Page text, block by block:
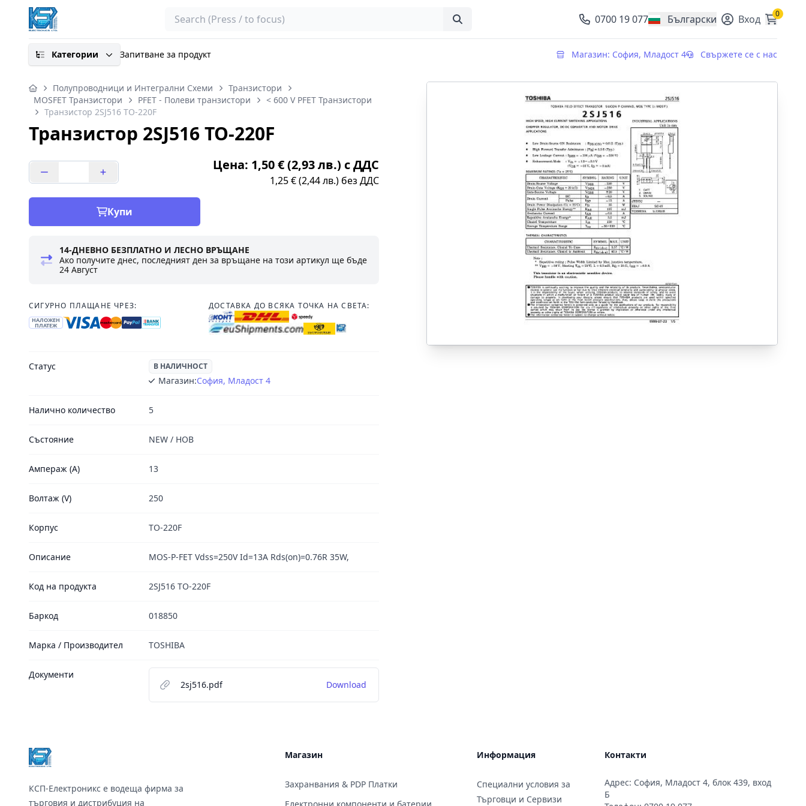
Search 0700 19 077 Български
, change currency Вход 0
Категории Запитване за продукт Магазин: София, Младост 4 Свържете се с нас
Полупроводници и Интегрални Схеми
Транзистори
MOSFET Транзистори
PFET - Полеви транзистори
< 600 V PFET Транзистори
Транзистор 2SJ516 TO-220F
Транзистор 2SJ516 TO-220F
Цена: 1,50 € (2,93 лв.) с ДДС
1,25 € (2,44 лв.) без ДДС
Купи
14-ДНЕВНО БЕЗПЛАТНО И ЛЕСНО ВРЪЩАНЕ
Ако получите днес, последният ден за връщане на този артикул ще бъде
24 Август
СИГУРНО ПЛАЩАНЕ ЧРЕЗ:
НАЛОЖЕН
ПЛАТЕЖ
ДОСТАВКА ДО ВСЯКА ТОЧКА НА СВЕТА:
Статус В НАЛИЧНОСТ
Магазин:София, Младост 4
Налично количество 5
Състояние NEW / НОВ
Ампераж (A) 13
Волтаж (V) 250
Корпус TO-220F
Описание MOS-P-FET Vdss=250V Id=13A Rds(on)=0.76R 35W,
Код на продукта 2SJ516 TO-220F
Баркод 018850
Марка / Производител TOSHIBA
Документи
2sj516.pdf
Download
КСП-Електроникс е водеща фирма за
търговия и дистрибуция на
Магазин
Захранвания & PDP Платки
Информация
Специални условия за
Търговци и Сервизи
Контакти
Адрес: София, Младост 4, блок 439, вход
Б